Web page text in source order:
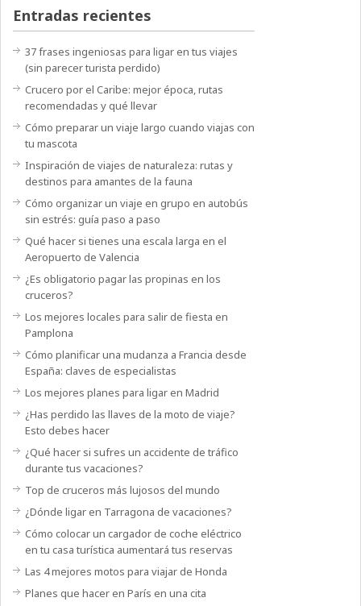
Entradas recientes
37 frases ingeniosas para ligar en tus viajes
(sin parecer turista perdido)
Crucero por el Caribe: mejor época, rutas
recomendadas y qué llevar
Cómo preparar un viaje largo cuando viajas con
tu mascota
Inspiración de viajes de naturaleza: rutas y
destinos para amantes de la fauna
Cómo organizar un viaje en grupo en autobús
sin estrés: guía paso a paso
Qué hacer si tienes una escala larga en el
Aeropuerto de Valencia
¿Es obligatorio pagar las propinas en los
cruceros?
Los mejores locales para salir de fiesta en
Pamplona
Cómo planificar una mudanza a Francia desde
España: claves de especialistas
Los mejores planes para ligar en Madrid
¿Has perdido las llaves de la moto de viaje?
Esto debes hacer
¿Qué hacer si sufres un accidente de tráfico
durante tus vacaciones?
Top de cruceros más lujosos del mundo
¿Dónde ligar en Tarragona de vacaciones?
Cómo colocar un cargador de coche eléctrico
en tu casa turística aumentará tus reservas
Las 4 mejores motos para viajar de Honda
Planes que hacer en París en una cita